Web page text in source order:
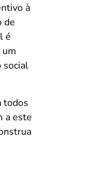
à
de
é
um
social
todos
a este